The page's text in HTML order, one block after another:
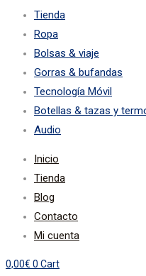
Tienda
Ropa
Bolsas & viaje
Gorras & bufandas
Tecnología Móvil
Botellas & tazas y
Audio
Inicio
Tienda
Blog
Contacto
Mi cuenta
0,00€ 0 Cart